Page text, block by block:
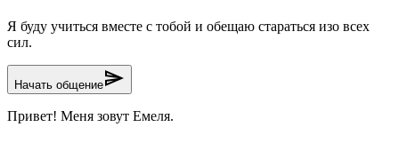
Я буду учиться вместе с тобой и обещаю стараться изо всех
сил.
Начать общениеsend
Привет! Меня зовут Емеля.